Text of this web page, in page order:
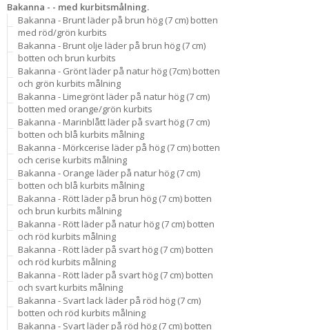
Bakanna - - med kurbitsmålning.
Bakanna - Brunt läder på brun hög (7 cm) botten
med röd/grön kurbits
Bakanna - Brunt olje läder på brun hög (7 cm)
botten och brun kurbits
Bakanna - Grönt läder på natur hög (7cm) botten
och grön kurbits målning
Bakanna - Limegrönt läder på natur hög (7 cm)
botten med orange/grön kurbits
Bakanna - Marinblått läder på svart hög (7 cm)
botten och blå kurbits målning
Bakanna - Mörkcerise läder på hög (7 cm) botten
och cerise kurbits målning
Bakanna - Orange läder på natur hög (7 cm)
botten och blå kurbits målning
Bakanna - Rött läder på brun hög (7 cm) botten
och brun kurbits målning
Bakanna - Rött läder på natur hög (7 cm) botten
och röd kurbits målning
Bakanna - Rött läder på svart hög (7 cm) botten
och röd kurbits målning
Bakanna - Rött läder på svart hög (7 cm) botten
och svart kurbits målning
Bakanna - Svart lack läder på röd hög (7 cm)
botten och röd kurbits målning
Bakanna - Svart läder på röd hög (7 cm) botten